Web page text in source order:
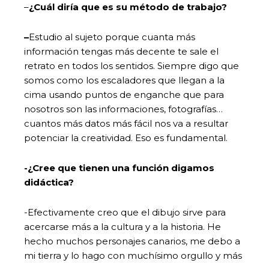
–¿Cuál diría que es su método de trabajo?
–Estudio al sujeto porque cuanta más
información tengas más decente te sale el
retrato en todos los sentidos. Siempre digo que
somos como los escaladores que llegan a la
cima usando puntos de enganche que para
nosotros son las informaciones, fotografías…
cuantos más datos más fácil nos va a resultar
potenciar la creatividad. Eso es fundamental.
-¿Cree que tienen una función digamos
didáctica?
-Efectivamente creo que el dibujo sirve para
acercarse más a la cultura y a la historia. He
hecho muchos personajes canarios, me debo a
mi tierra y lo hago con muchísimo orgullo y más